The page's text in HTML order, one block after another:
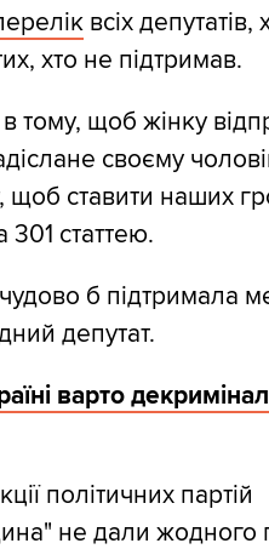
всіх депутатів,
хто не підтримав.
тому, щоб жінку
своєму
щоб ставити наших
301 статтею.
б підтримала
депутат.
варто
політичних партій
не дали жодного